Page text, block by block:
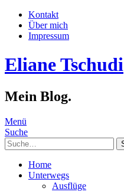
Kontakt
Über mich
Impressum
Eliane Tschudi
Mein Blog.
Menü
Suche
Suche
Home
Unterwegs
Ausflüge